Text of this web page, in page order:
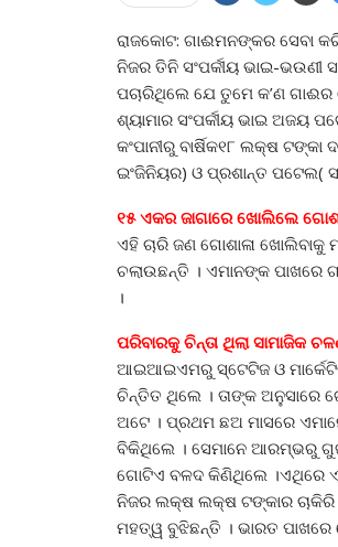
ରାଜକୋଟ: ଗାଈମନଙ୍କର ସେବା
ନିଜର ତିନି ସଂପର୍କୀୟ ଭାଇ-ଭଉଣୀ
ପଚାରିଥିଲେ ଯେ ତୁମେ କ’ଣ
ଶ୍ୟାମାର ସଂପର୍କୀୟ ଭାଇ ଅଜୟ
କଂପାନୀରୁ ବାର୍ଷିକ୧୮ ଲକ୍ଷ
ଇଂଜିନିୟର) ଓ ପ୍ରଶାନ୍ତ ପଟେଲ(
୧୫ ଏକର ଜାଗାରେ ଖୋଲିଲେ
ଏହି ଚାରି ଜଣ ଗୋଶାଳା ଖୋଲିବାକୁ
ଚଲାଉଛନ୍ତି । ଏମାନଙ୍କ ପାଖରେ
।
ପରିବାରକୁ ଚିନ୍ତା ଥିଲା ସାମାଜିକ
ଆଇଆଇଏମରୁ ସ୍ଟେଟିଜ ଓ
ଚିନ୍ତିତ ଥିଲେ । ତାଙ୍କ ଅନୁସାରେ
ଅଟେ । ପ୍ରଥମ ଛଅ ମାସରେ
ବିକିଥିଲେ । ସେମାନେ ଆରମ୍ଭରୁ
ଗୋଟିଏ ବଳଦ କିଣିଥିଲେ ।ଏଥିରେ
ନିଜର ଲକ୍ଷ ଲକ୍ଷ ଟଙ୍କାର ଚାକିରି
ମହତ୍ୱ ବୁଝିଛନ୍ତି । ଭାରତ